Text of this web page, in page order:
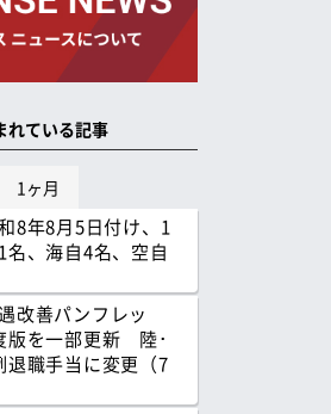
れている記事
1ヶ月
8年8月5日付け、1
名、海自4名、空自
改善パンフレッ
版を一部更新 陸･
退職手当に変更（7